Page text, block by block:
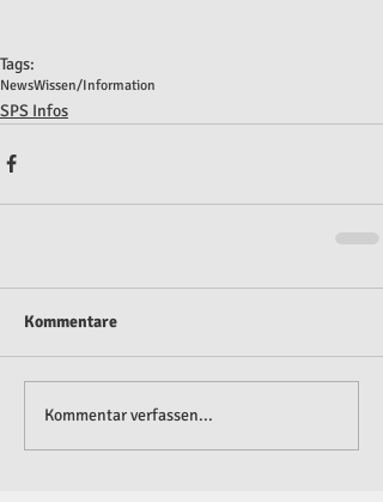
Tags:
NewsWissen/Information
SPS Infos
Kommentare
Kommentar verfassen...